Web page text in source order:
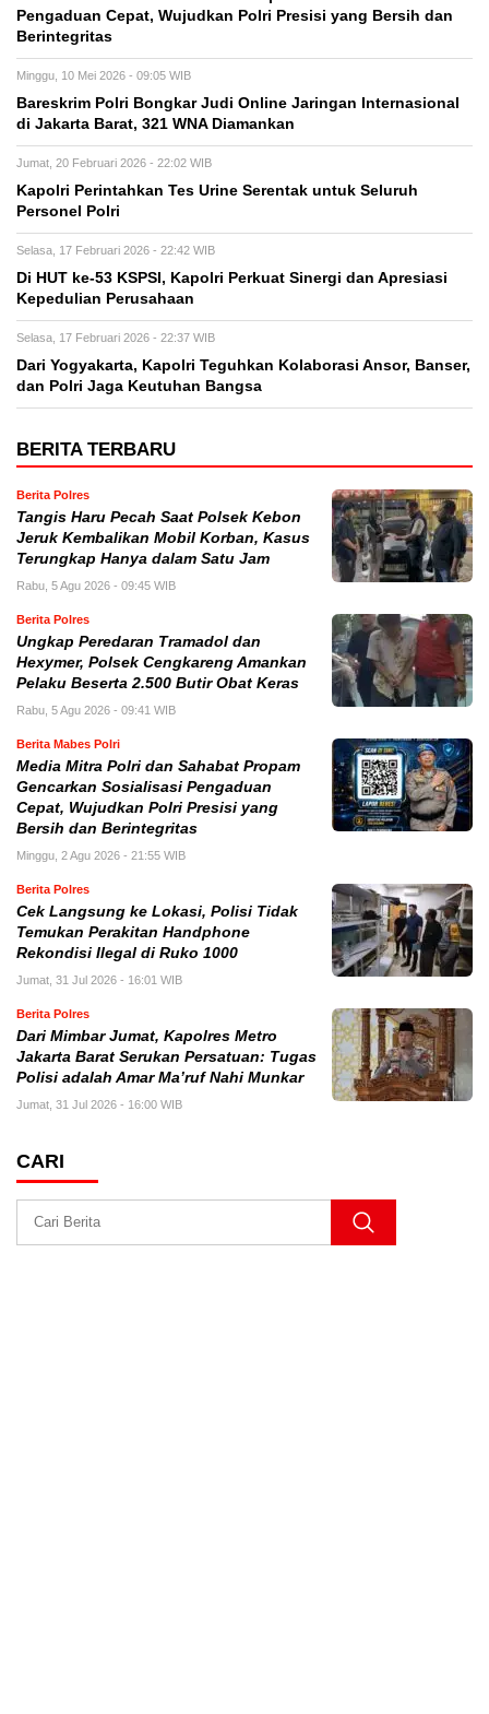
Pengaduan Cepat, Wujudkan Polri Presisi yang Bersih dan
Berintegritas
Minggu, 10 Mei 2026 - 09:05 WIB
Bareskrim Polri Bongkar Judi Online Jaringan Internasional
di Jakarta Barat, 321 WNA Diamankan
Jumat, 20 Februari 2026 - 22:02 WIB
Kapolri Perintahkan Tes Urine Serentak untuk Seluruh
Personel Polri
Selasa, 17 Februari 2026 - 22:42 WIB
Di HUT ke-53 KSPSI, Kapolri Perkuat Sinergi dan Apresiasi
Kepedulian Perusahaan
Selasa, 17 Februari 2026 - 22:37 WIB
Dari Yogyakarta, Kapolri Teguhkan Kolaborasi Ansor, Banser,
dan Polri Jaga Keutuhan Bangsa
BERITA TERBARU
Berita Polres
Tangis Haru Pecah Saat Polsek Kebon
Jeruk Kembalikan Mobil Korban, Kasus
Terungkap Hanya dalam Satu Jam
Rabu, 5 Agu 2026 - 09:45 WIB
Berita Polres
Ungkap Peredaran Tramadol dan
Hexymer, Polsek Cengkareng Amankan
Pelaku Beserta 2.500 Butir Obat Keras
Rabu, 5 Agu 2026 - 09:41 WIB
Berita Mabes Polri
Media Mitra Polri dan Sahabat Propam
Gencarkan Sosialisasi Pengaduan
Cepat, Wujudkan Polri Presisi yang
Bersih dan Berintegritas
Minggu, 2 Agu 2026 - 21:55 WIB
Berita Polres
Cek Langsung ke Lokasi, Polisi Tidak
Temukan Perakitan Handphone
Rekondisi Ilegal di Ruko 1000
Jumat, 31 Jul 2026 - 16:01 WIB
Berita Polres
Dari Mimbar Jumat, Kapolres Metro
Jakarta Barat Serukan Persatuan: Tugas
Polisi adalah Amar Ma’ruf Nahi Munkar
Jumat, 31 Jul 2026 - 16:00 WIB
CARI